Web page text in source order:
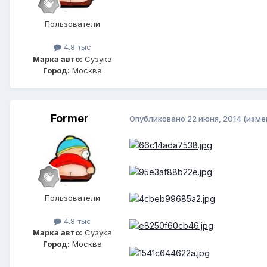
Пользователи
4.8 тыс
Марка авто: Сузука
Город: Москва
Former
Пользователи
4.8 тыс
Марка авто: Сузука
Город: Москва
Опубликовано 22 июня, 2014